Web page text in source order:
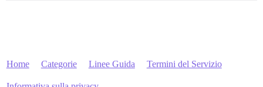
Home Categorie Linee Guida Termini del Servizio